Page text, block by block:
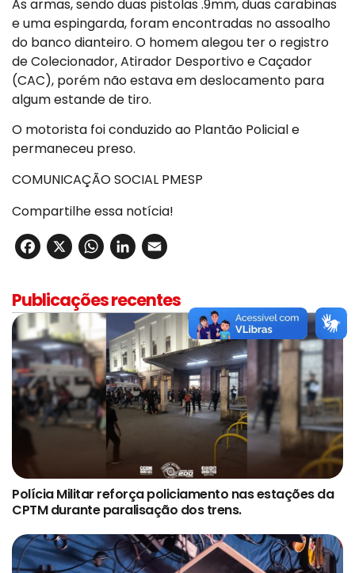
As armas, sendo duas pistolas .9mm, duas carabinas
e uma espingarda, foram encontradas no assoalho
do banco dianteiro. O homem alegou ter o registro
de Colecionador, Atirador Desportivo e Caçador
(CAC), porém não estava em deslocamento para
algum estande de tiro.
O motorista foi conduzido ao Plantão Policial e
permaneceu preso.
COMUNICAÇÃO SOCIAL PMESP
Compartilhe essa notícia!
Facebook
X WhatsApp
LinkedIn
Publicações recentes
Polícia Militar reforça policiamento nas estações da
CPTM durante paralisação dos trens.